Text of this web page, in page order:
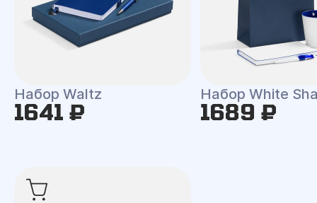
Набор Waltz
1641 ₽
Набор White
1689 ₽